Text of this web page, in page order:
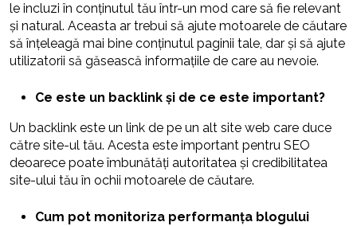
le incluzi în conținutul tău într-un mod care să fie relevant
și natural. Aceasta ar trebui să ajute motoarele de căutare
să înțeleagă mai bine conținutul paginii tale, dar și să ajute
utilizatorii să găsească informațiile de care au nevoie.
Ce este un backlink și de ce este important?
Un backlink este un link de pe un alt site web care duce
către site-ul tău. Acesta este important pentru SEO
deoarece poate îmbunătăți autoritatea și credibilitatea
site-ului tău în ochii motoarele de căutare.
Cum pot monitoriza performanța blogului